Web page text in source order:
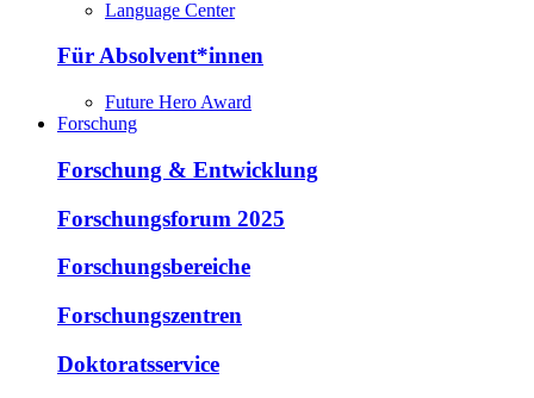
Language Center
Für Absolvent*innen
Future Hero Award
Forschung
Forschung & Entwicklung
Forschungsforum 2025
Forschungsbereiche
Forschungszentren
Doktoratsservice